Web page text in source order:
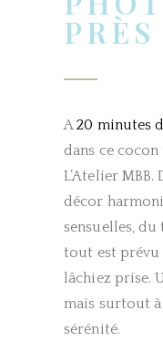
A20 minutes
dans ce
L’Atelier
décor
sensuelles,
tout est prévu
lâchiez prise.
mais surtout
sérénité.